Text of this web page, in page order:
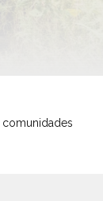
comunidades